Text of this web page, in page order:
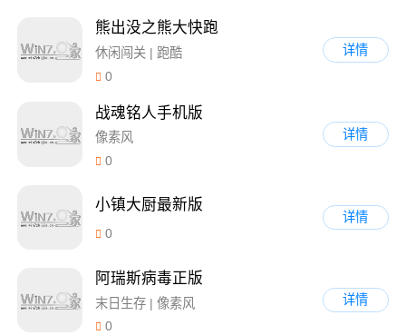
熊出没之熊大快跑
休闲闯关 | 跑酷
0
详情
战魂铭人手机版
像素风
0
详情
小镇大厨最新版
0
详情
阿瑞斯病毒正版
末日生存 | 像素风
0
详情